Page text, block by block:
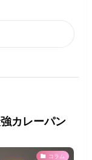
カレーパン
コラム